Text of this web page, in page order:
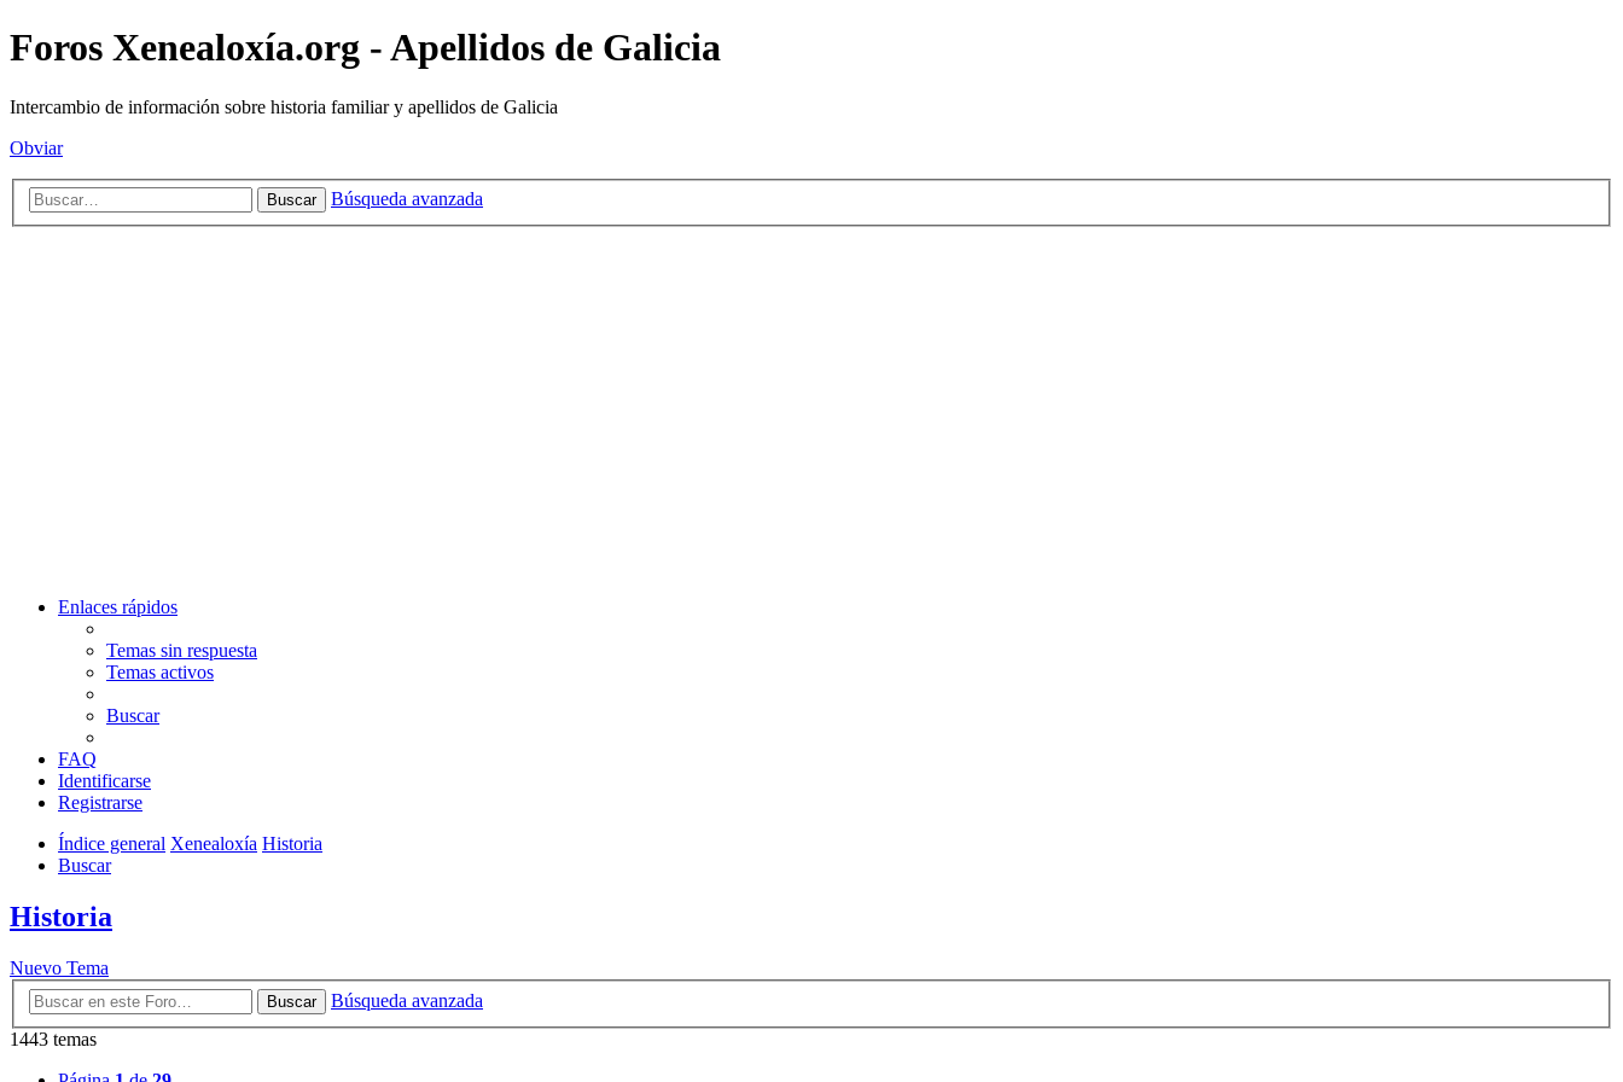
Foros Xenealoxía.org - Apellidos de Galicia
Intercambio de información sobre historia familiar y apellidos de Galicia
Obviar
Buscar Búsqueda avanzada
Enlaces rápidos
Temas sin respuesta
Temas activos
Buscar
FAQ
Identificarse
Registrarse
Índice general Xenealoxía Historia
Buscar
Historia
Nuevo Tema
Buscar
Búsqueda avanzada
1443 temas